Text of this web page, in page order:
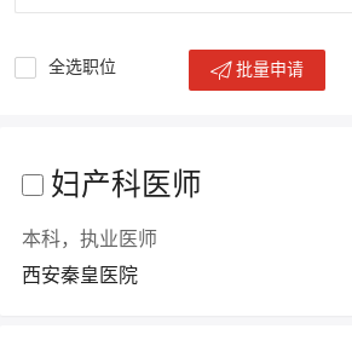
全选职位 批量申请
妇产科医师
本科，执业医师
西安秦皇医院